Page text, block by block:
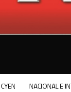
CYEN NACIONAL E